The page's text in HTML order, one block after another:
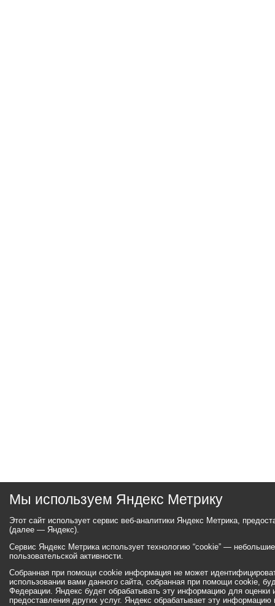
Мы используем Яндекс Метрику
Этот сайт использует сервис веб-аналитики Яндекс Метрика,
(далее — Яндекс).
Сервис Яндекс Метрика использует технологию “cookie” —
пользовательской активности.
Собранная при помощи cookie информация не может
использовании вами данного сайта, собранная при помощи cookie,
Федерации. Яндекс будет обрабатывать эту информацию для оценки
предоставления других услуг. Яндекс обрабатывает эту